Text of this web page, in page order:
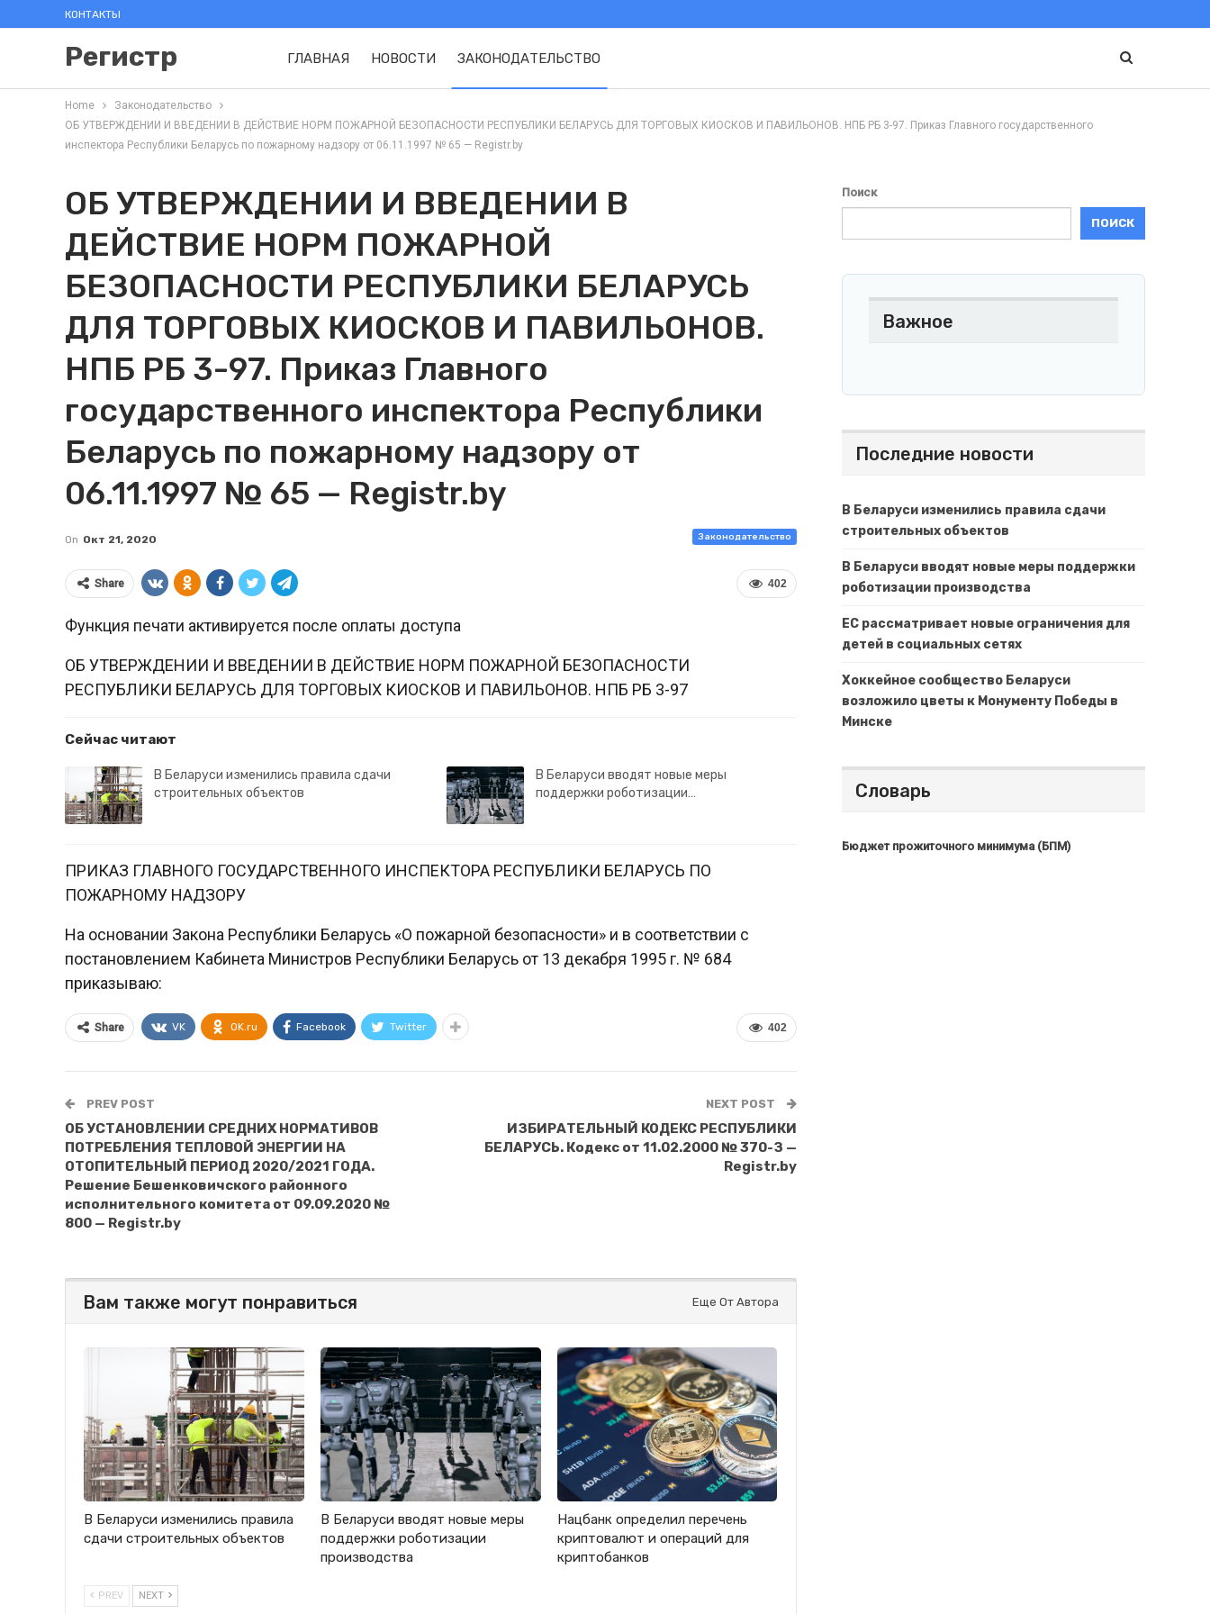
КОНТАКТЫ
Регистр ГЛАВНАЯ НОВОСТИ ЗАКОНОДАТЕЛЬСТВО
Home
Законодательство
ОБ УТВЕРЖДЕНИИ И ВВЕДЕНИИ В ДЕЙСТВИЕ НОРМ ПОЖАРНОЙ БЕЗОПАСНОСТИ РЕСПУБЛИКИ БЕЛАРУСЬ ДЛЯ ТОРГОВЫХ КИОСКОВ И ПАВИЛЬОНОВ. НПБ РБ 3-97. Приказ Главного государственного
инспектора Республики Беларусь по пожарному надзору от 06.11.1997 № 65 — Registr.by
ОБ УТВЕРЖДЕНИИ И ВВЕДЕНИИ В
ДЕЙСТВИЕ НОРМ ПОЖАРНОЙ
БЕЗОПАСНОСТИ РЕСПУБЛИКИ БЕЛАРУСЬ
ДЛЯ ТОРГОВЫХ КИОСКОВ И ПАВИЛЬОНОВ.
НПБ РБ 3-97. Приказ Главного
государственного инспектора Республики
Беларусь по пожарному надзору от
06.11.1997 № 65 — Registr.by
Законодательство
On Окт 21, 2020
402
Share
Функция печати активируется после оплаты доступа
ОБ УТВЕРЖДЕНИИ И ВВЕДЕНИИ В ДЕЙСТВИЕ НОРМ ПОЖАРНОЙ БЕЗОПАСНОСТИ
РЕСПУБЛИКИ БЕЛАРУСЬ ДЛЯ ТОРГОВЫХ КИОСКОВ И ПАВИЛЬОНОВ. НПБ РБ 3-97
Сейчас читают
В Беларуси изменились правила сдачи
строительных объектов
В Беларуси вводят новые меры
поддержки роботизации…
ПРИКАЗ ГЛАВНОГО ГОСУДАРСТВЕННОГО ИНСПЕКТОРА РЕСПУБЛИКИ БЕЛАРУСЬ ПО
ПОЖАРНОМУ НАДЗОРУ
На основании Закона Республики Беларусь «О пожарной безопасности» и в соответствии с
постановлением Кабинета Министров Республики Беларусь от 13 декабря 1995 г. № 684
приказываю:
402
Share VK OK.ru Facebook Twitter
PREV POST
ОБ УСТАНОВЛЕНИИ СРЕДНИХ НОРМАТИВОВ
ПОТРЕБЛЕНИЯ ТЕПЛОВОЙ ЭНЕРГИИ НА
ОТОПИТЕЛЬНЫЙ ПЕРИОД 2020/2021 ГОДА.
Решение Бешенковичского районного
исполнительного комитета от 09.09.2020 №
800 — Registr.by
NEXT POST
ИЗБИРАТЕЛЬНЫЙ КОДЕКС РЕСПУБЛИКИ
БЕЛАРУСЬ. Кодекс от 11.02.2000 № 370-З —
Registr.by
Вам также могут понравиться Еще От Автора
В Беларуси изменились правила
сдачи строительных объектов
В Беларуси вводят новые меры
поддержки роботизации
производства
Нацбанк определил перечень
криптовалют и операций для
криптобанков
PREV NEXT
Поиск
ПОИСК
Важное
Последние новости
В Беларуси изменились правила сдачи
строительных объектов
В Беларуси вводят новые меры поддержки
роботизации производства
ЕС рассматривает новые ограничения для
детей в социальных сетях
Хоккейное сообщество Беларуси
возложило цветы к Монументу Победы в
Минске
Словарь
Бюджет прожиточного минимума (БПМ)